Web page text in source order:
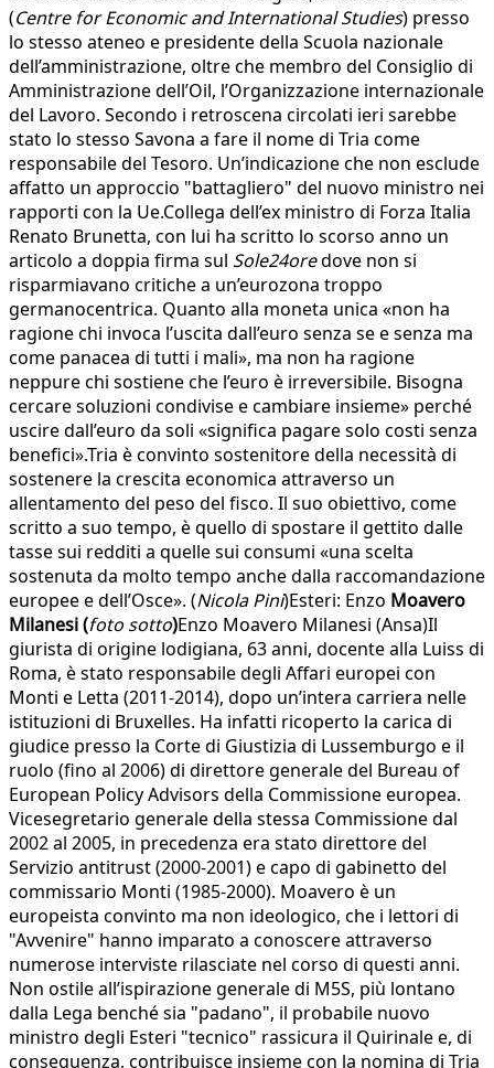
(Centre for Economic and International Studies) presso
lo stesso ateneo e presidente della Scuola nazionale
dell’amministrazione, oltre che membro del Consiglio di
Amministrazione dell’Oil, l’Organizzazione internazionale
del Lavoro. Secondo i retroscena circolati ieri sarebbe
stato lo stesso Savona a fare il nome di Tria come
responsabile del Tesoro. Un’indicazione che non esclude
affatto un approccio "battagliero" del nuovo ministro nei
rapporti con la Ue.Collega dell’ex ministro di Forza Italia
Renato Brunetta, con lui ha scritto lo scorso anno un
articolo a doppia firma sul Sole24oredove non si
risparmiavano critiche a un’eurozona troppo
germanocentrica. Quanto alla moneta unica «non ha
ragione chi invoca l’uscita dall’euro senza se e senza ma
come panacea di tutti i mali», ma non ha ragione
neppure chi sostiene che l’euro è irreversibile. Bisogna
cercare soluzioni condivise e cambiare insieme» perché
uscire dall’euro da soli «significa pagare solo costi senza
benefici».Tria è convinto sostenitore della necessità di
sostenere la crescita economica attraverso un
allentamento del peso del fisco. Il suo obiettivo, come
scritto a suo tempo, è quello di spostare il gettito dalle
tasse sui redditi a quelle sui consumi «una scelta
sostenuta da molto tempo anche dalla raccomandazione
europee e dell’Osce». (Nicola Pini)Esteri: Enzo Moavero
Milanesi (foto sotto)Enzo Moavero Milanesi (Ansa)Il
giurista di origine lodigiana, 63 anni, docente alla Luiss di
Roma, è stato responsabile degli Affari europei con
Monti e Letta (2011-2014), dopo un’intera carriera nelle
istituzioni di Bruxelles. Ha infatti ricoperto la carica di
giudice presso la Corte di Giustizia di Lussemburgo e il
ruolo (fino al 2006) di direttore generale del Bureau of
European Policy Advisors della Commissione europea.
Vicesegretario generale della stessa Commissione dal
2002 al 2005, in precedenza era stato direttore del
Servizio antitrust (2000-2001) e capo di gabinetto del
commissario Monti (1985-2000). Moavero è un
europeista convinto ma non ideologico, che i lettori di
"Avvenire" hanno imparato a conoscere attraverso
numerose interviste rilasciate nel corso di questi anni.
Non ostile all’ispirazione generale di M5S, più lontano
dalla Lega benché sia "padano", il probabile nuovo
ministro degli Esteri "tecnico" rassicura il Quirinale e, di
conseguenza, contribuisce insieme con la nomina di Tria